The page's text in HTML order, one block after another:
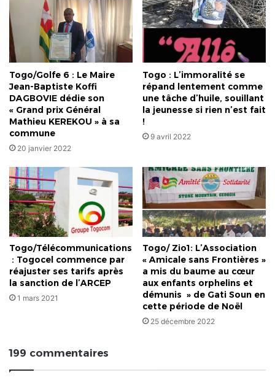
Togo/Golfe 6 : Le Maire
Jean-Baptiste Koffi
DAGBOVIE dédie son
« Grand prix Général
Mathieu KEREKOU » à sa
commune
20 janvier 2022
Togo : L’immoralité se
répand lentement comme
une tâche d’huile, souillant
la jeunesse si rien n’est fait
!
9 avril 2022
Togo/Télécommunications
: Togocel commence par
réajuster ses tarifs après
la sanction de l’ARCEP
1 mars 2021
Togo/ Zio1: L’Association
« Amicale sans Frontières »
a mis du baume au cœur
aux enfants orphelins et
démunis » de Gati Soun en
cette période de Noël
25 décembre 2022
199 commentaires